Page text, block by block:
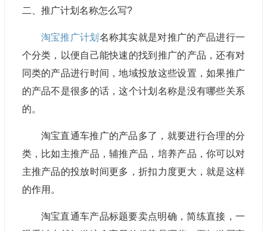
二、推广计划名称怎么写?
淘宝推广计划 名称其实就是对推广的产品进行一
个分类，以便自己能快速的找到推广的产品，还有对
同类的产品进行时间，地域投放这些设置，如果推广
的产品不是很多的话，这个计划名称是没有哪些关系
的。
淘宝直通车推广的产品多了，就要进行合理的分
类，比如主推产品，辅推产品，培养产品，你可以对
主推产品的投放时间更多，折扣力度更大，就是这样
的作用。
淘宝直通车产品标题要卖点明确，简练直接，一